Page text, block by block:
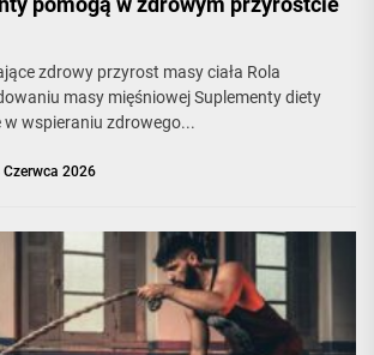
zdrowy przyrost masy ciała Rola
masy mięśniowej Suplementy diety
w wspieraniu zdrowego...
Czerwca 2026